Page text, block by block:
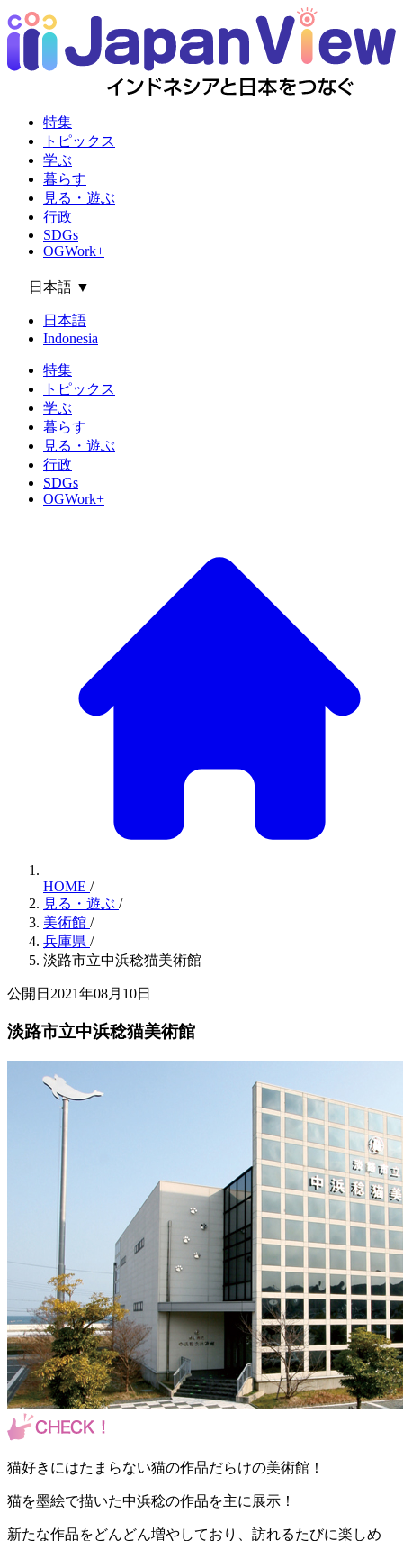
特集
トピックス
学ぶ
暮らす
見る・遊ぶ
行政
SDGs
OGWork+
日本語 ▼
日本語
Indonesia
特集
トピックス
学ぶ
暮らす
見る・遊ぶ
行政
SDGs
OGWork+
HOME /
見る・遊ぶ /
美術館 /
兵庫県 /
淡路市立中浜稔猫美術館
公開日2021年08月10日
淡路市立中浜稔猫美術館
猫好きにはたまらない猫の作品だらけの美術館！
猫を墨絵で描いた中浜稔の作品を主に展示！
新たな作品をどんどん増やしており、訪れるたびに楽しめ